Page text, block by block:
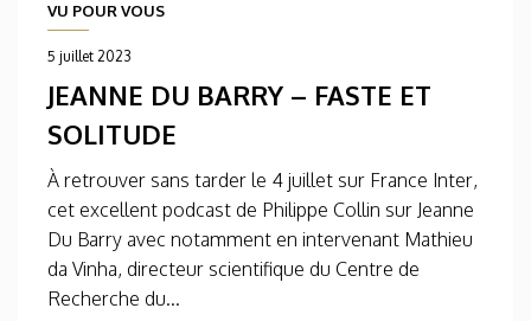
VU POUR VOUS
5 juillet 2023
JEANNE DU BARRY – FASTE ET
SOLITUDE
À retrouver sans tarder le 4 juillet sur France Inter,
cet excellent podcast de Philippe Collin sur Jeanne
Du Barry avec notamment en intervenant Mathieu
da Vinha, directeur scientifique du Centre de
Recherche du...